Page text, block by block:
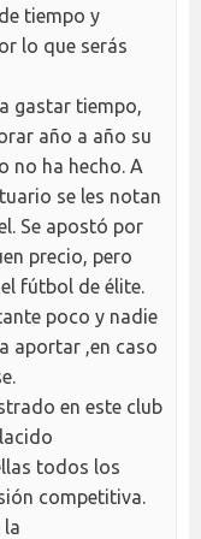
tiempo y
lo que serás
gastar tiempo,
año a año su
no ha hecho. A
se les notan
Se apostó por
precio, pero
fútbol de élite.
poco y nadie
aportar ,en caso
en este club
todos los
competitiva.
la